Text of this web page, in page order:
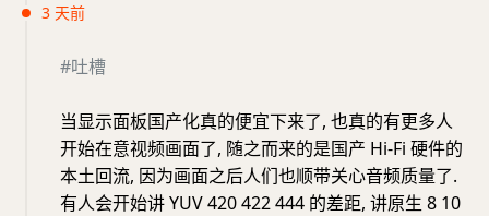
3 天前
#吐槽
当显示面板国产化真的便宜下来了, 也真的有更多人
开始在意视频画面了, 随之而来的是国产 Hi-Fi 硬件的
本土回流, 因为画面之后人们也顺带关心音频质量了.
有人会开始讲 YUV 420 422 444 的差距, 讲原生 8 10